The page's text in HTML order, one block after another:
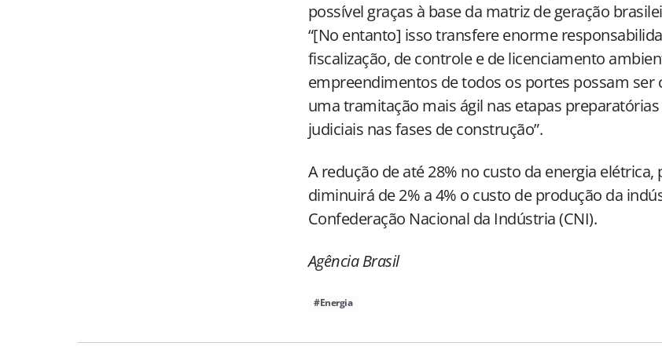
possível graças à base da matriz de geração
“[No entanto] isso transfere enorme
fiscalização, de controle e de licenciamento
empreendimentos de todos os portes possam ser
uma tramitação mais ágil nas etapas
judiciais nas fases de construção”.
A redução de até 28% no custo da energia elétrica,
diminuirá de 2% a 4% o custo de produção da
Confederação Nacional da Indústria (CNI).
Agência Brasil
#Energia